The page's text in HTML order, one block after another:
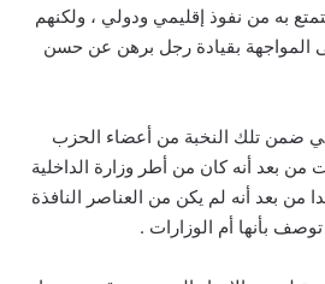
به من نفوذ إقليمي ودولي ، ولكنهم
المواجهة بقيادة رجل برهن عن حسن
ضمن تلك النخبة من أعضاء الحزب
من بعد أنه كان من أطر وزارة الداخلية
من بعد أنه لم يكن من العناصر النافذة
بأنها أم الوزارات .